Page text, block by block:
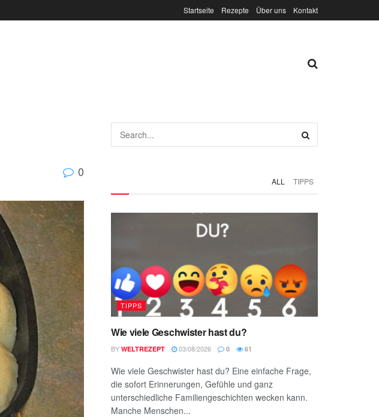
Startseite Rezepte Über uns Kontakt
0
ALL TIPPS
TIPPS
Wie viele Geschwister hast du?
BY WELTREZEPT 03/08/2026 0 61
Wie viele Geschwister hast du? Eine einfache Frage,
die sofort Erinnerungen, Gefühle und ganz
unterschiedliche Familiengeschichten wecken kann.
Manche Menschen...